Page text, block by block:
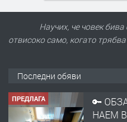
Научих, че човек
отвисоко само, когато
Последни обяви
ПРЕДЛАГА
🔑
НАЕМ